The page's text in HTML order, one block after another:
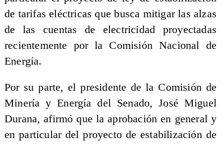
de tarifas eléctricas que busca mitigar las alzas
de las cuentas de electricidad proyectadas
recientemente por la Comisión Nacional de
Energía.
Por su parte, el presidente de la Comisión de
Minería y Energía del Senado, José Miguel
Durana, afirmó que la aprobación en general y
en particular del proyecto de estabilización de